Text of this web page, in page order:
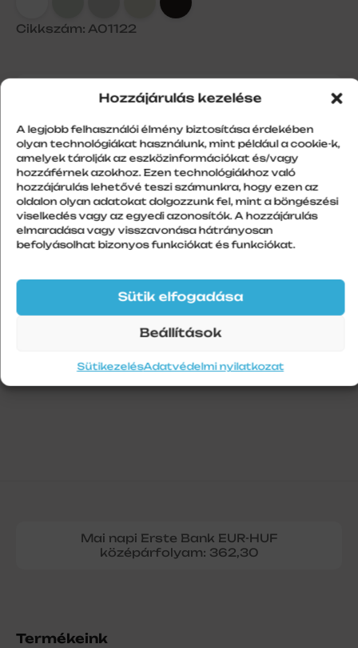
Hozzájárulás kezelése
A legjobb felhasználói élmény biztosítása érdekében
olyan technológiákat használunk, mint például a cookie-k,
amelyek tárolják az eszközinformációkat és/vagy
hozzáférnek azokhoz. Ezen technológiákhoz való
hozzájárulás lehetővé teszi számunkra, hogy ezen az
oldalon olyan adatokat dolgozzunk fel, mint a böngészési
viselkedés vagy az egyedi azonosítók. A hozzájárulás
elmaradása vagy visszavonása hátrányosan
befolyásolhat bizonyos funkciókat és funkciókat.
Sütik elfogadása
Beállítások
SütikezelésAdatvédelmi nyilatkozat
Cikkszám: A01122
Alu léc 39 mm – Antracit –
További információk
Szín
Szálhossz
Mai napi Erste Bank EUR-HUF
középárfolyam: 362,30
Termékeink